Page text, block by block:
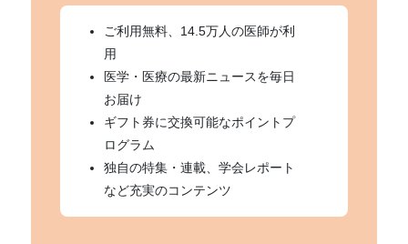
ご利用無料、14.5万人の医師が利
用
医学・医療の最新ニュースを毎日
お届け
ギフト券に交換可能なポイントプ
ログラム
独自の特集・連載、学会レポート
など充実のコンテンツ